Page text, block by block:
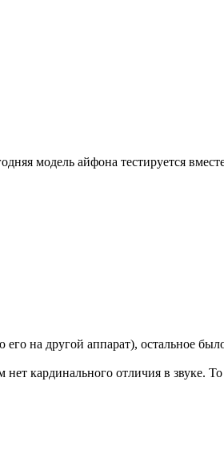
модель айфона тестируется
на другой аппарат), остальное
кардинального отличия в звуке.